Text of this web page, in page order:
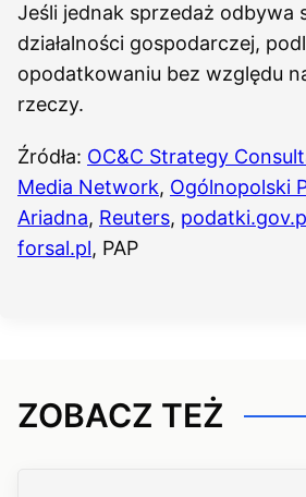
Jeśli jednak sprzedaż odbywa
działalności gospodarczej,
opodatkowaniu bez względu
rzeczy.
Źródła: OC&C Strategy
Media Network, Ogólnopolski
Ariadna, Reuters,
forsal.pl, PAP
ZOBACZ TEŻ